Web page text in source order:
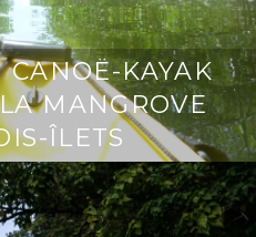
KAYAK
MANGROVE
ÎLETS